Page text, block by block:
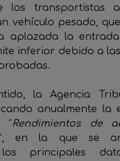
los transportistas
vehículo pesado,
aplazada la
inferior debido a las
la Agencia
anualmente la
“Rendimientos de
en la que se
principales